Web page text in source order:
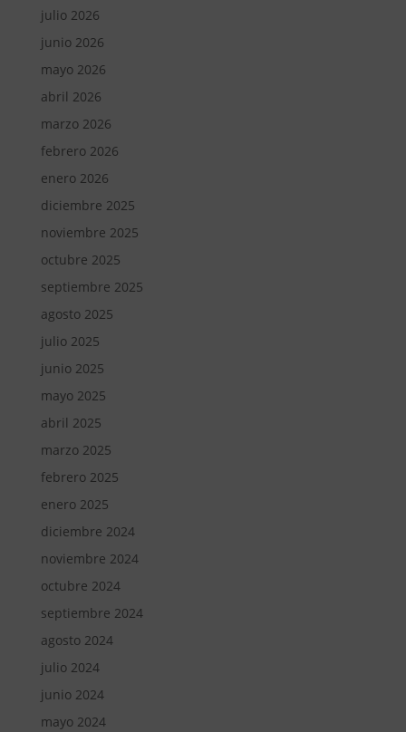
julio 2026
junio 2026
mayo 2026
abril 2026
marzo 2026
febrero 2026
enero 2026
diciembre 2025
noviembre 2025
octubre 2025
septiembre 2025
agosto 2025
julio 2025
junio 2025
mayo 2025
abril 2025
marzo 2025
febrero 2025
enero 2025
diciembre 2024
noviembre 2024
octubre 2024
septiembre 2024
agosto 2024
julio 2024
junio 2024
mayo 2024